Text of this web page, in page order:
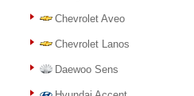
Chevrolet Aveo
Chevrolet Lanos
Daewoo Sens